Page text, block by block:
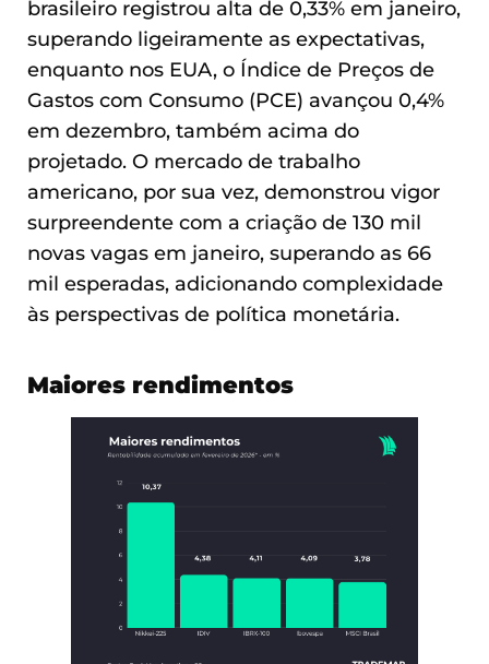
brasileiro registrou alta de 0,33% em janeiro,
superando ligeiramente as expectativas,
enquanto nos EUA, o Índice de Preços de
Gastos com Consumo (PCE) avançou 0,4%
em dezembro, também acima do
projetado. O mercado de trabalho
americano, por sua vez, demonstrou vigor
surpreendente com a criação de 130 mil
novas vagas em janeiro, superando as 66
mil esperadas, adicionando complexidade
às perspectivas de política monetária.
Maiores rendimentos